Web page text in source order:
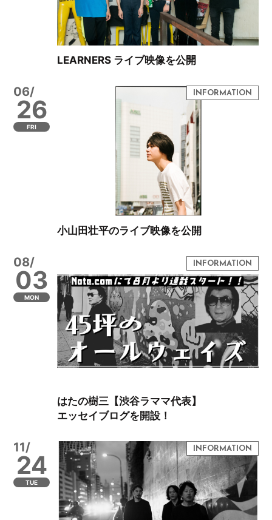
LEARNERS ライブ映像を公開
06/
26
FRI
小山田壮平のライブ映像を公開
08/
03
MON
はたの樹三【渋谷ラママ代表】
エッセイブログを開設！
11/
24
TUE